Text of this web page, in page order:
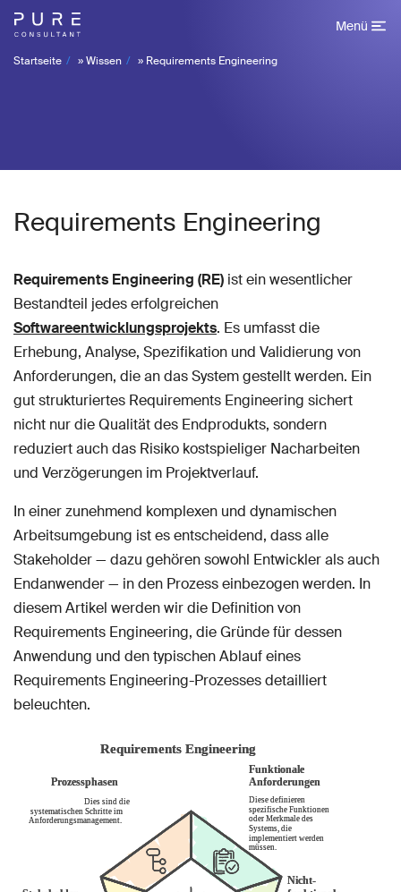
Menü
Startseite »Wissen » Requirements Engineering
Requirements Engineering
Requirements Engineering (RE) ist ein wesentlicher
Bestandteil jedes erfolgreichen
Softwareentwicklungsprojekts. Es umfasst die
Erhebung, Analyse, Spezifikation und Validierung von
Anforderungen, die an das System gestellt werden. Ein
gut strukturiertes Requirements Engineering sichert
nicht nur die Qualität des Endprodukts, sondern
reduziert auch das Risiko kostspieliger Nacharbeiten
und Verzögerungen im Projektverlauf.
In einer zunehmend komplexen und dynamischen
Arbeitsumgebung ist es entscheidend, dass alle
Stakeholder — dazu gehören sowohl Entwickler als auch
Endanwender — in den Prozess einbezogen werden. In
diesem Artikel werden wir die Definition von
Requirements Engineering, die Gründe für dessen
Anwendung und den typischen Ablauf eines
Requirements Engineering-Prozesses detailliert
beleuchten.